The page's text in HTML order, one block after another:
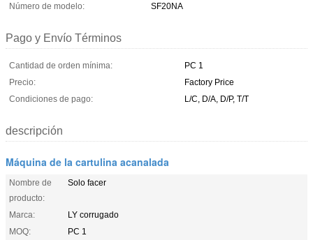
Número de modelo:
SF20NA
Pago y Envío Términos
Cantidad de orden mínima:
PC 1
Precio:
Factory Price
Condiciones de pago:
L/C, D/A, D/P, T/T
descripción
Máquina de la cartulina acanalada
Nombre de
producto:
Solo facer
Marca:
LY corrugado
MOQ:
PC 1